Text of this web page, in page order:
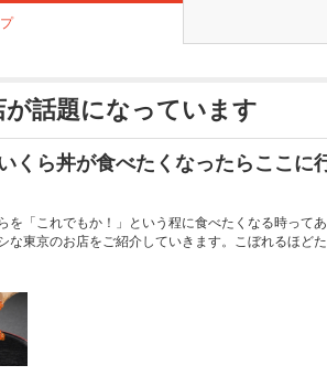
が話題になっています
いくら丼が食べたくなったらここ
を「これでもか！」という程に食べたくなる時って
な東京のお店をご紹介していきます。こぼれるほど